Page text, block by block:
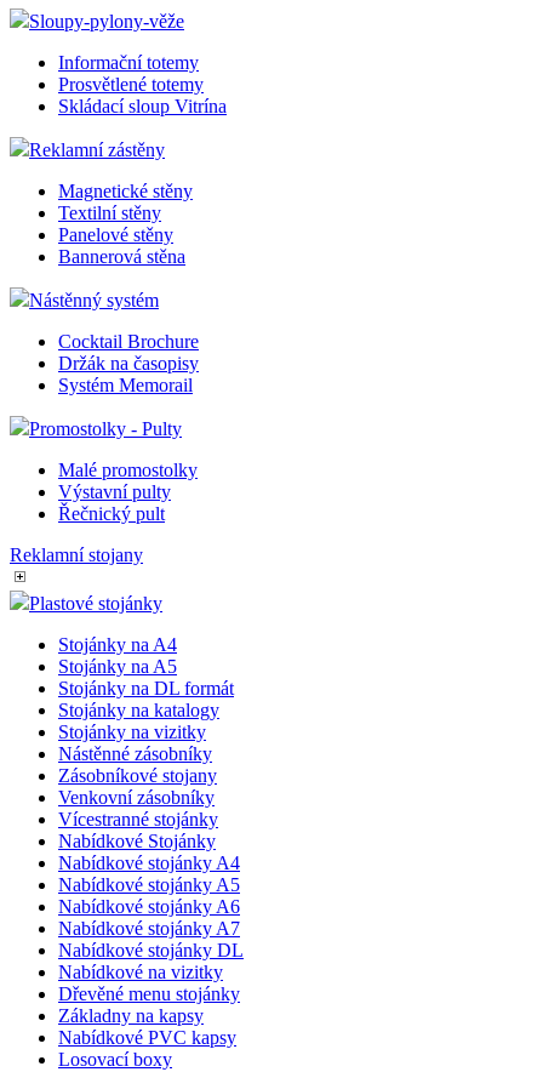
Sloupy-pylony-věže
Informační totemy
Prosvětlené totemy
Skládací sloup Vitrína
Reklamní zástěny
Magnetické stěny
Textilní stěny
Panelové stěny
Bannerová stěna
Nástěnný systém
Cocktail Brochure
Držák na časopisy
Systém Memorail
Promostolky - Pulty
Malé promostolky
Výstavní pulty
Řečnický pult
Reklamní stojany
Plastové stojánky
Stojánky na A4
Stojánky na A5
Stojánky na DL formát
Stojánky na katalogy
Stojánky na vizitky
Nástěnné zásobníky
Zásobníkové stojany
Venkovní zásobníky
Vícestranné stojánky
Nabídkové Stojánky
Nabídkové stojánky A4
Nabídkové stojánky A5
Nabídkové stojánky A6
Nabídkové stojánky A7
Nabídkové stojánky DL
Nabídkové na vizitky
Dřevěné menu stojánky
Základny na kapsy
Nabídkové PVC kapsy
Losovací boxy